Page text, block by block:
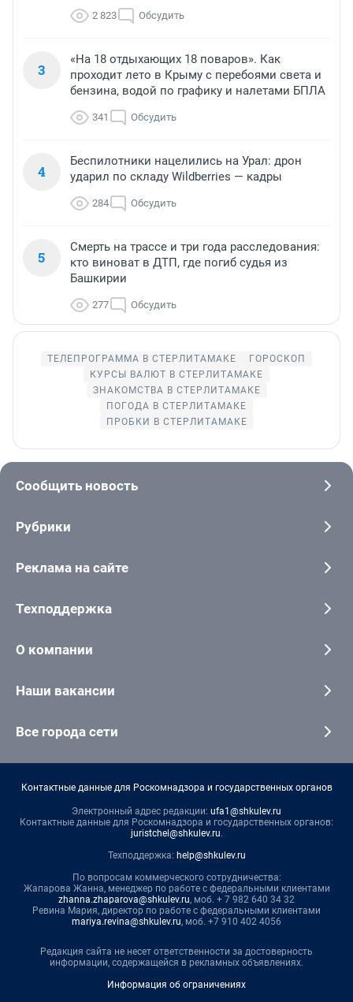
2 823 Обсудить
3
«На 18 отдыхающих 18 поваров». Как
проходит лето в Крыму с перебоями света и
бензина, водой по графику и налетами БПЛА
341 Обсудить
4
Беспилотники нацелились на Урал: дрон
ударил по складу Wildberries — кадры
284 Обсудить
5
Смерть на трассе и три года расследования:
кто виноват в ДТП, где погиб судья из
Башкирии
277 Обсудить
ТЕЛЕПРОГРАММА В СТЕРЛИТАМАКЕ
ГОРОСКОП
КУРСЫ ВАЛЮТ В СТЕРЛИТАМАКЕ
ЗНАКОМСТВА В СТЕРЛИТАМАКЕ
ПОГОДА В СТЕРЛИТАМАКЕ
ПРОБКИ В СТЕРЛИТАМАКЕ
Сообщить новость
Рубрики
Реклама на сайте
Техподдержка
О компании
Наши вакансии
Все города сети
Контактные данные для Роскомнадзора и государственных органов
Электронный адрес редакции: ufa1@shkulev.ru
Контактные данные для Роскомнадзора и государственных органов:
juristchel@shkulev.ru.
Техподдержка: help@shkulev.ru
По вопросам коммерческого сотрудничества:
Жапарова Жанна, менеджер по работе с федеральными клиентами
zhanna.zhaparova@shkulev.ru, моб. + 7 982 640 34 32
Ревина Мария, директор по работе с федеральными клиентами
mariya.revina@shkulev.ru, моб. +7 910 402 4056
Редакция сайта не несет ответственности за достоверность
информации, содержащейся в рекламных объявлениях.
Информация об ограничениях